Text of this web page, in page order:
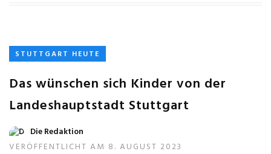
STUTTGART HEUTE
Das wünschen sich Kinder von der
Landeshauptstadt Stuttgart
Die Redaktion
VERÖFFENTLICHT AM 8. AUGUST 2023